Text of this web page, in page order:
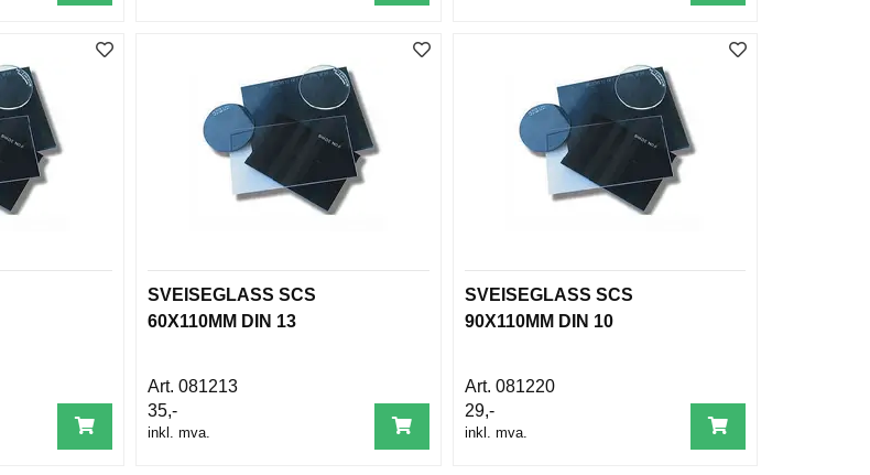
SVEISEGLASS SCS
60X110MM DIN 13
081213
35,-
inkl. mva.
SVEISEGLASS SCS
90X110MM DIN 10
081220
29,-
inkl. mva.